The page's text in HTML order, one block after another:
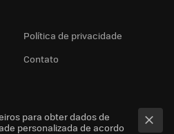
Política de privacidade
Contato
para obter dados de
personalizada de acordo